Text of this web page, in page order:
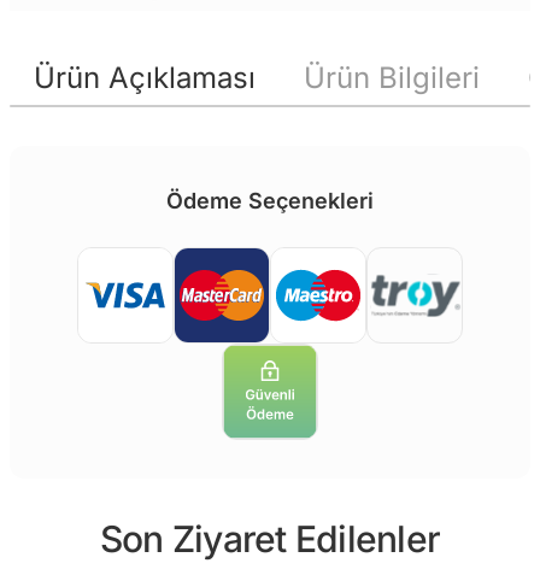
Ürün Açıklaması Ürün Bilgileri
Ödeme Seçenekleri
Son Ziyaret Edilenler